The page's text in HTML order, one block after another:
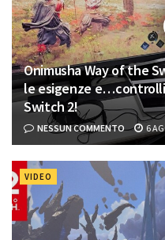
Onimusha Way of the
le esigenze
Switch 2!
NESSUN COMMENTO 6
VIDEO